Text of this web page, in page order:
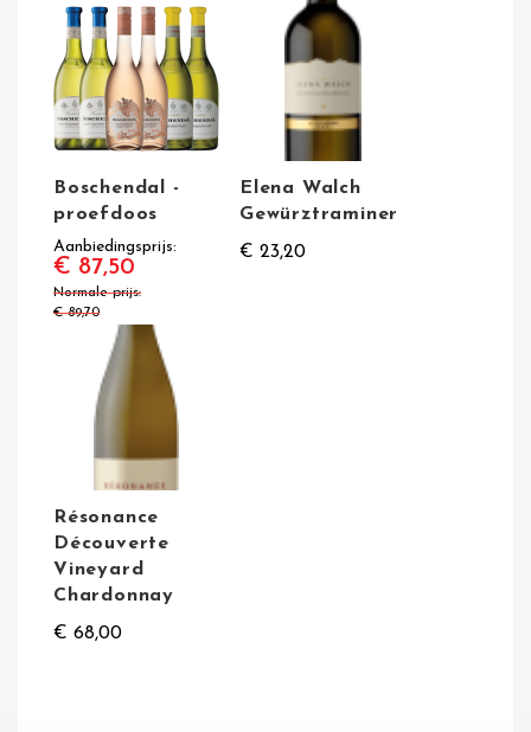
Boschendal -
proefdoos
Aanbiedingsprijs
€ 87,50
Normale prijs
€ 89,70
Elena Walch
Gewürztraminer
€ 23,20
Résonance
Découverte
Vineyard
Chardonnay
€ 68,00